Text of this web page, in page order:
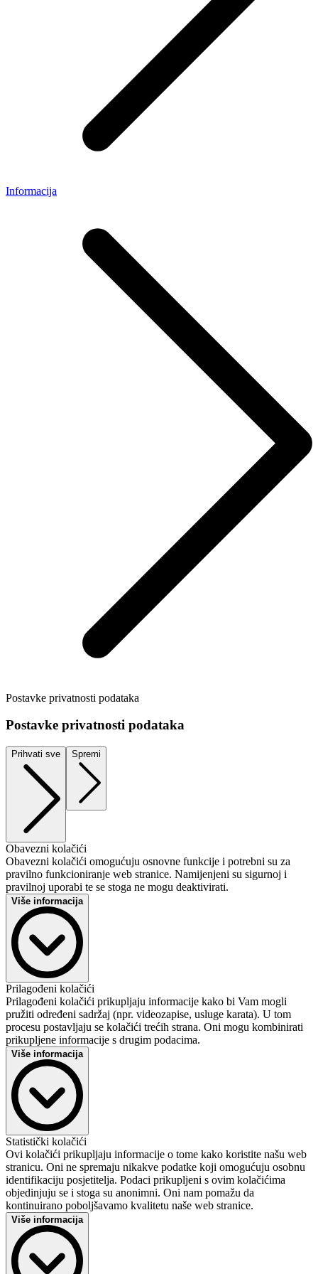
Informacija
Postavke privatnosti podataka
Postavke privatnosti podataka
Prihvati sve Spremi
Obavezni kolačići
Obavezni kolačići omogućuju osnovne funkcije i potrebni su za
pravilno funkcioniranje web stranice. Namijenjeni su sigurnoj i
pravilnoj uporabi te se stoga ne mogu deaktivirati.
Više informacija
Matomo
Pružatelj:
InnoCraft Ltd
Opis :
Kolačić za analizu web stranice. Generira statističke podatke o tome
kako posjetitelj koristi web stranicu.
Izjava o privatnosti:
https://www.dekra.hr/hr/zastita-podataka/
Prilagođeni kolačići
Prilagođeni kolačići prikupljaju informacije kako bi Vam mogli
pružiti određeni sadržaj (npr. videozapise, usluge karata). U tom
procesu postavljaju se kolačići trećih strana. Oni mogu kombinirati
prikupljene informacije s drugim podacima.
Više informacija
Tencent
Pružatelj:
Tencent Holdings Ltd.
Opis :
Is used to display embedded Tencent content. Saves user settings
when viewing an integrated video and provides usage statistics.
Izjava o privatnosti:
https://www.tencent.com/en-us/privacy-policy.html
Statistički kolačići
Ovi kolačići prikupljaju informacije o tome kako koristite našu web
stranicu. Oni ne spremaju nikakve podatke koji omogućuju osobnu
identifikaciju posjetitelja. Podaci prikupljeni s ovim kolačićima
objedinjuju se i stoga su anonimni. Oni nam pomažu da
kontinuirano poboljšavamo kvalitetu naše web stranice.
Više informacija